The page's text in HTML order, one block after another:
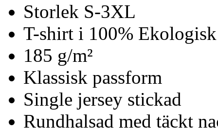
Storlek S-3XL
T-shirt i 100%
185 g/m²
Klassisk passform
Single jersey stickad
Rundhalsad med täckt